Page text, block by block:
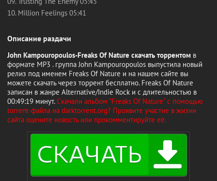
10. Million Feelings 05:41
Описание раздачи
John Kampouropoulos-Freaks Of Nature скачать торрентом в
формате MP3 . группа John Kampouropoulos выпустила новый
релиз под именем Freaks Of Nature и на нашем сайте вы
можете скачать через торрент бесплатно. Freaks Of Nature
записан в жанре Alternative/Indie Rock и с длительностью в
00:49:19 минут.Скачали альбом "Freaks Of Nature" с помощью
torrent-файла на darktorrent.org? Проявите участие в жизни
сайта оцените новость или прокомментируйте её.